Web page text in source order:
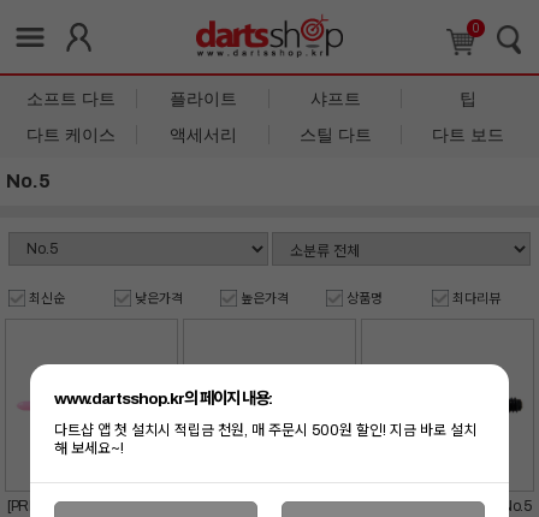
0
소프트 다트 플라이트 샤프트
팁
다트 케이스
액세서리 스틸 다트 다트 보드
No.5
최신순 낮은가격 높은가격 상품명 최다리뷰
[PREMIUM LIP POINT] No.5
[PREMIUM LIP POINT] No.5
[PREMIUM LIP POINT] No.5
www.dartsshop.kr의 페이지 내용:
다트샵 앱 첫 설치시 적립금 천원, 매 주문시 500원 할인! 지금 바로 설치
해 보세요~!